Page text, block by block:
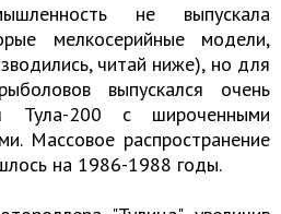
не выпускала
мелкосерийные модели,
читай ниже), но для
выпускался очень
Тула-200 с широченными
Массовое распространение
на 1986-1988 годы.